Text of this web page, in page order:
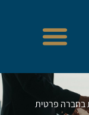
בחברה פרטית